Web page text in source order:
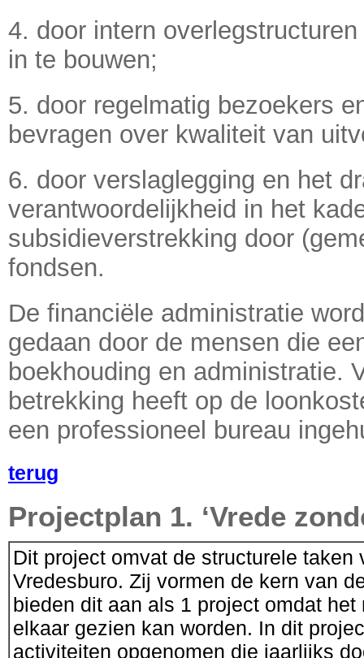
4. door intern
in te bouwen;
5. door regelmatig bezoekers
bevragen over kwaliteit van
6. door verslaglegging en het
verantwoordelijkheid in het
subsidieverstrekking door
fondsen.
De financiële administratie
gedaan door de mensen die
boekhouding en administratie.
betrekking heeft op de
een professioneel bureau
terug
Projectplan 1. ‘Vrede
Dit project omvat de structurele taken
Vredesburo. Zij vormen de kern van
bieden dit aan als 1 project omdat het
elkaar gezien kan worden. In dit
activiteiten opgenomen die jaarlijks